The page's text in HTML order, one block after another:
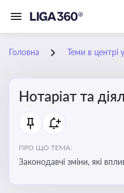
Головна Теми в центрі
Нотаріат та
ПРО ЩО ТЕМА:
Законодавчі зміни, які